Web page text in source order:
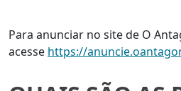
Para anunciar no site de O
acesse https://